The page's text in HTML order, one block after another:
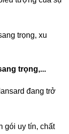
trọng,...
đang trở